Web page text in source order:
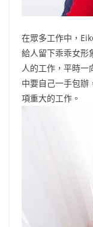
在眾多工作中，
給人留下乖乖女形
人的工作，平時一
中要自己一手包辦
項重大的工作。